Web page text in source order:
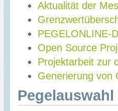
Aktualität der
PEGELONLINE-
Open Source
Projektarbeit zur
Generierung von